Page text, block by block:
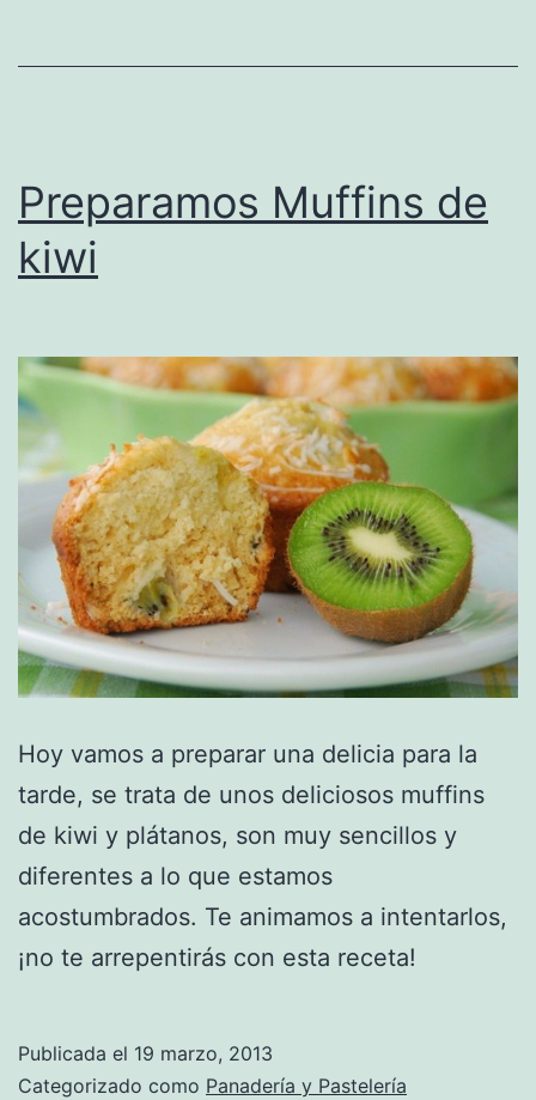
Preparamos Muffins de
kiwi
Hoy vamos a preparar una delicia para la
tarde, se trata de unos deliciosos muffins
de kiwi y plátanos, son muy sencillos y
diferentes a lo que estamos
acostumbrados. Te animamos a intentarlos,
¡no te arrepentirás con esta receta!
Publicada el 19 marzo, 2013
Categorizado como Panadería y Pastelería